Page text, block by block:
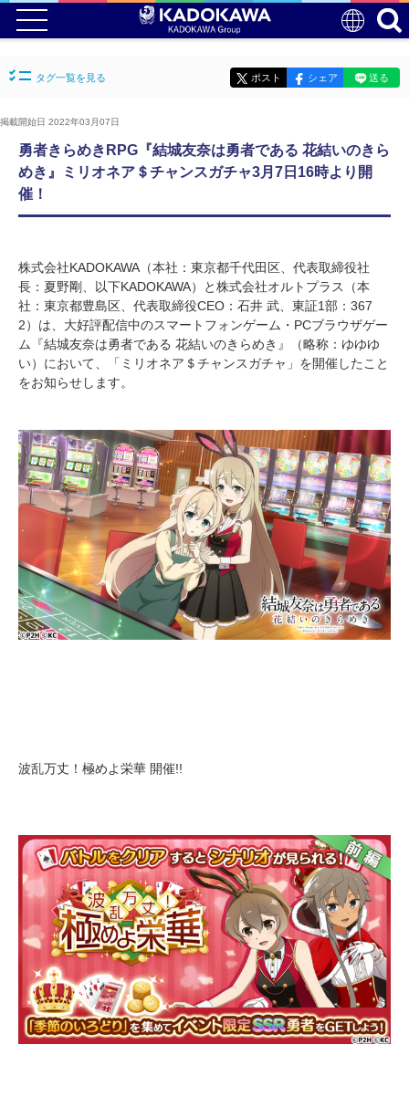
タグ一覧を見る ポスト シェア 送る
掲載開始日 2022年03月07日
勇者きらめきRPG『結城友奈は勇者である 花結いのきら
めき』ミリオネア＄チャンスガチャ3月7日16時より開
催！
株式会社KADOKAWA（本社：東京都千代田区、代表取締役社
長：夏野剛、以下KADOKAWA）と株式会社オルトプラス（本
社：東京都豊島区、代表取締役CEO：石井 武、東証1部：367
2）は、大好評配信中のスマートフォンゲーム・PCブラウザゲー
ム『結城友奈は勇者である 花結いのきらめき』（略称：ゆゆゆ
い）において、「ミリオネア＄チャンスガチャ」を開催したこと
をお知らせします。
波乱万丈！極めよ栄華 開催!!